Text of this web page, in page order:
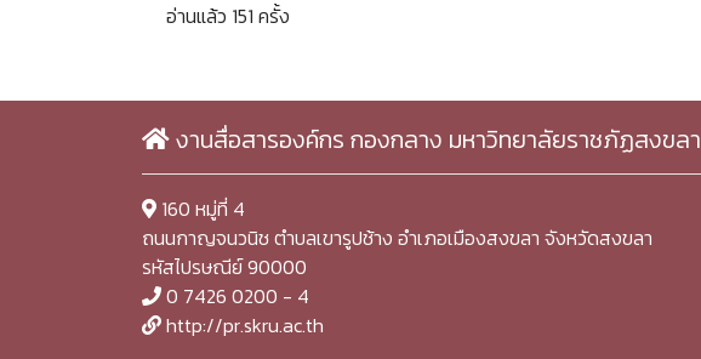
อ่านแล้ว 151 ครั้ง
งานสื่อสารองค์กร กองกลาง มหาวิทยาลัยราชภัฏสงขลา
160 หมู่ที่ 4
ถนนกาญจนวนิช ตำบลเขารูปช้าง อำเภอเมืองสงขลา จังหวัดสงขลา
รหัสไปรษณีย์ 90000
0 7426 0200 - 4
http://pr.skru.ac.th